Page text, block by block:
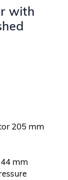
with
205 mm
mm